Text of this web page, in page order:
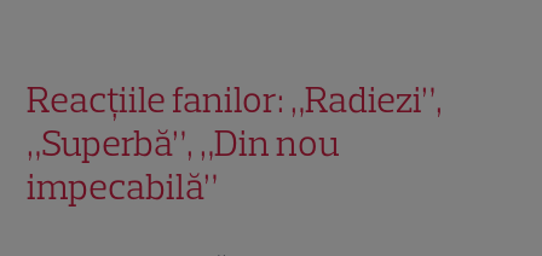
Reacțiile fanilor: „Radiezi”,
„Superbă”, „Din nou
impecabilă”